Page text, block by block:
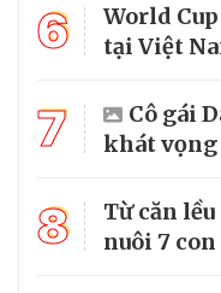
6
World
tại Việt
7
Cô gái
khát
8
Từ căn
nuôi 7